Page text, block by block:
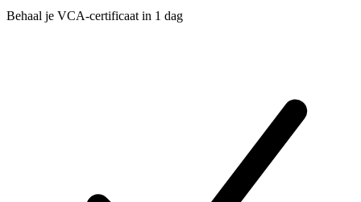
Behaal je VCA-certificaat in 1 dag